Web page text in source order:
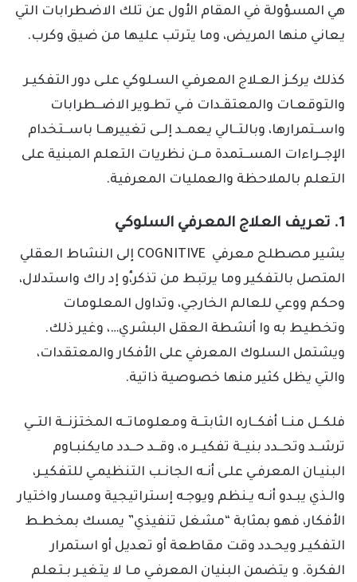
هي المسؤولة في المقام الأول عن تلك الاضطرابات التي
يعاني منها المريض، وما يترتب عليها من ضيق وكرب.
كذلك يركـز العـلاج المعرفـي السـلوكي علـى دور التفكيـر
والتوقعـات والمعتقـدات فـي تطـوير الاضــطرابات
واســتمرارها، وبالتــالي يعمــد إلــى تغييرهــا باســتخدام
الإجــراءات المســتمدة مــن نظريات التعلم المبنية على
التعلم بالملاحظة والعمليات المعرفية.
1. تعريف العلاج المعرفي السلوكي
يشير مصطلح معرفي COGNITIVE إلى النشاط العقلي
المتصل بالتفكير وما يرتبط من تذكر،ٕو إد راك واستدلال،
وحكم ووعي للعالم الخارجي، وتداول المعلومات
وتخطيط به وا أنشطة العقل البشري…، وغير ذلك.
ويشتمل السلوك المعرفي على الأفكار والمعتقدات،
والتي يظل كثير منها خصوصية ذاتية.
فلكــل منــا أفكــاره الثابتــة ومعلوماتــه المختزنــة التــي
ترشــد وتحــدد بنيــة تفكيــر ه، وقــد حــدد مايكنبـاوم
البنيـان المعرفـي علـى أنـه الجانـب التنظيمـي للتفكيـر،
والـذي يبـدو أنـه يـنظم ويوجـه إستراتيجية ومسار واختيار
الأفكار، فهو بمثابة “مشغل تنفيذي” يمسك بمخطـط
التفكيـر ويحـدد وقت مقاطعة أو تعديل أو استمرار
الفكرة. و يتضمن البنيان المعرفـي مـا لا يتغيـر بـتعلم